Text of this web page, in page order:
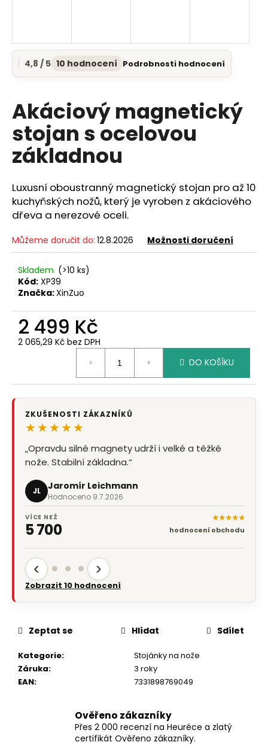
Průměrné
hodnocení
je
4,8
5
hvězdiček.
4,8 / 5 10 hodnocení Podrobnosti hodnocení
Akáciový magnetický
stojan s ocelovou
základnou
Luxusní oboustranný magnetický stojan pro až 10
kuchyňských nožů, který je vyroben z akáciového
dřeva a nerezové oceli.
Můžeme doručit do: 12.8.2026 Možnosti doručení
Skladem (>10 ks)
Kód: XP39
Značka:XinZuo
2 499 Kč
2 065,29 Kč bez DPH
DO KOŠÍKU
ZKUŠENOSTI ZÁKAZNÍKŮ
★★★★★
„Opravdu silné magnety udrží i velké a těžké
nože. Stabilní základna.“
JL Jaromír Leichmann
Hodnoceno 9.7.2026
VÍCE NEŽ
5 700
★★★★★
hodnocení obchodu
‹ ›
Zobrazit 10 hodnocení
Kategorie:
Stojánky na nože
Záruka:
3 roky
EAN: 7331898769049
Zeptat se Hlídat Sdílet
Ověřeno zákazníky
Přes 2 000 recenzí na Heuréce a zlatý
certifikát Ověřeno zákazníky.
í
?
HLEDAT
D
o
p
r
u
č
u
e
m
e